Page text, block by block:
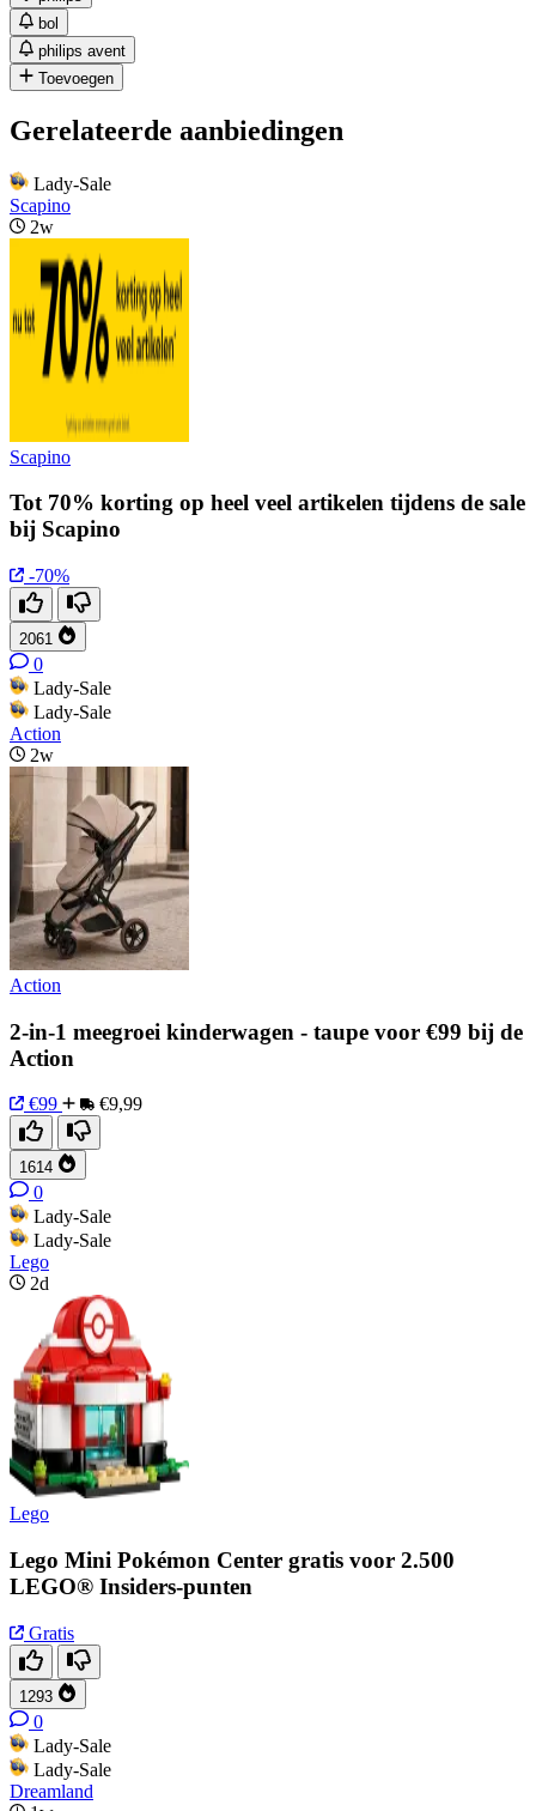
bol
philips avent
Toevoegen
Gerelateerde aanbiedingen
Lady-Sale
Scapino
2w
Scapino
Tot 70% korting op heel veel artikelen tijdens de sale
bij Scapino
-70%
2061
0
Lady-Sale
Lady-Sale
Action
2w
Action
2-in-1 meegroei kinderwagen - taupe voor €99 bij de
Action
€99 €9,99
1614
0
Lady-Sale
Lady-Sale
Lego
2d
Lego
Lego Mini Pokémon Center gratis voor 2.500
LEGO® Insiders-punten
Gratis
1293
0
Lady-Sale
Lady-Sale
Dreamland